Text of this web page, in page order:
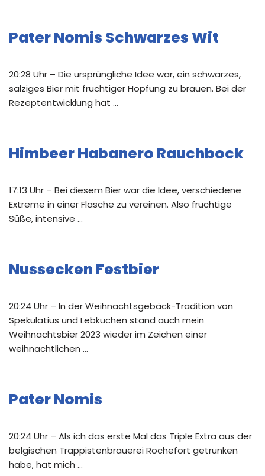
Pater Nomis Schwarzes Wit
20:28 Uhr – Die ursprüngliche Idee war, ein schwarzes,
salziges Bier mit fruchtiger Hopfung zu brauen. Bei der
Rezeptentwicklung hat …
Himbeer Habanero Rauchbock
17:13 Uhr – Bei diesem Bier war die Idee, verschiedene
Extreme in einer Flasche zu vereinen. Also fruchtige
Süße, intensive …
Nussecken Festbier
20:24 Uhr – In der Weihnachtsgebäck-Tradition von
Spekulatius und Lebkuchen stand auch mein
Weihnachtsbier 2023 wieder im Zeichen einer
weihnachtlichen …
Pater Nomis
20:24 Uhr – Als ich das erste Mal das Triple Extra aus der
belgischen Trappistenbrauerei Rochefort getrunken
habe, hat mich …